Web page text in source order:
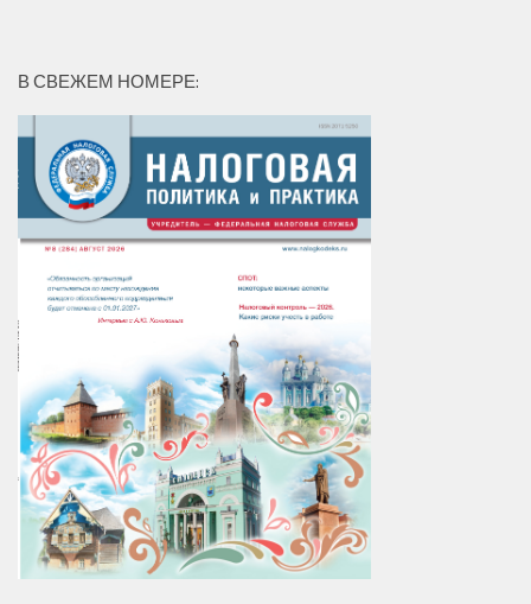
В СВЕЖЕМ НОМЕРЕ: